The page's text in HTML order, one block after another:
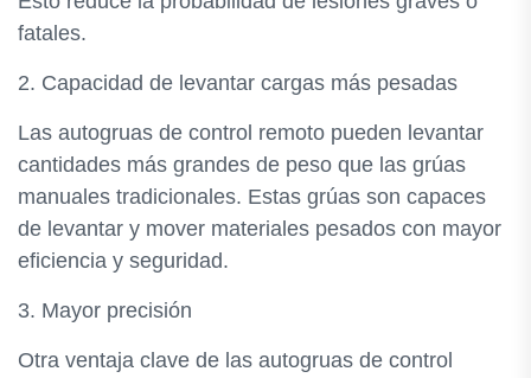
fatales.
2. Capacidad de levantar cargas más pesadas
Las autogruas de control remoto pueden levantar
cantidades más grandes de peso que las grúas
manuales tradicionales. Estas grúas son capaces
de levantar y mover materiales pesados con mayor
eficiencia y seguridad.
3. Mayor precisión
Otra ventaja clave de las autogruas de control